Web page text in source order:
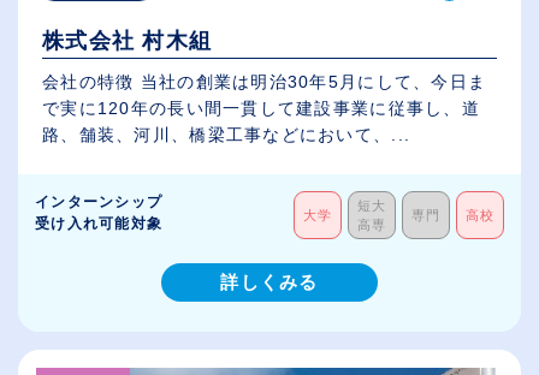
株式会社 村木組
会社の特徴 当社の創業は明治30年5月にして、今日ま
で実に120年の長い間一貫して建設事業に従事し、道
路、舗装、河川、橋梁工事などにおいて、...
インターンシップ
受け入れ可能対象
大学
短大
高専
専門 高校
詳しくみる